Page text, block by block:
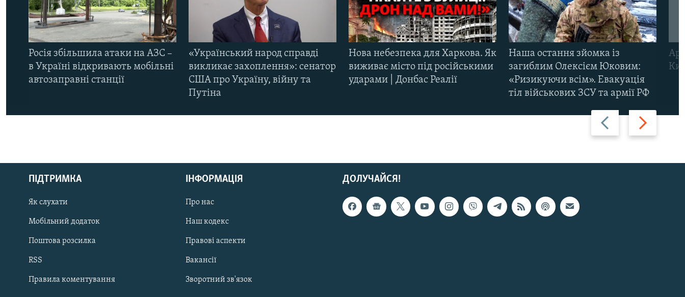
РУС
ДОЛУЧАЙСЯ!
Назад Вперед
Росія збільшила атаки на АЗС –
в Україні відкривають мобільні
автозаправні станції
«Український народ справді
викликає захоплення»: сенатор
США про Україну, війну та
Путіна
Нова небезпека для Харкова. Як
виживає місто під російськими
ударами | Донбас Реалії
Наша остання зйомка із
загиблим Олексієм Юковим:
«Ризикуючи всім». Евакуація
тіл військових ЗСУ та армії РФ
ДОЛУЧАЙСЯ!
ПІДТРИМКА
Як слухати
Мобільний додаток
Поштова розсилка
RSS
Правила коментування
ІНФОРМАЦІЯ
Про нас
Наш кодекс
Правові аспекти
Вакансії
Зворотний зв'язок